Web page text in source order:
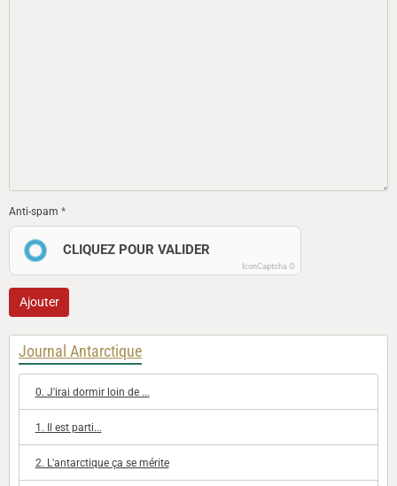
Anti-spam
CLIQUEZ POUR VALIDER
IconCaptcha ©
Ajouter
Journal Antarctique
0. J'irai dormir loin de ...
1. Il est parti...
2. L'antarctique ça se mérite